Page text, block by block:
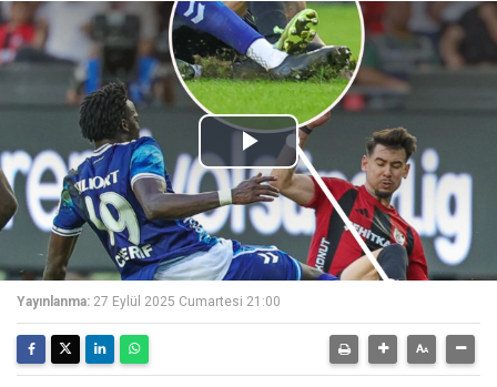
Play
Video
Yayınlanma: 27 Eylül 2025 Cumartesi 21:00